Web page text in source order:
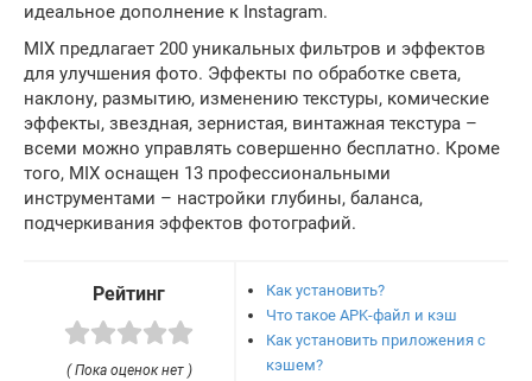
идеальное дополнение к Instagram.
MIX предлагает 200 уникальных фильтров и эффектов
для улучшения фото. Эффекты по обработке света,
наклону, размытию, изменению текстуры, комические
эффекты, звездная, зернистая, винтажная текстура –
всеми можно управлять совершенно бесплатно. Кроме
того, MIX оснащен 13 профессиональными
инструментами – настройки глубины, баланса,
подчеркивания эффектов фотографий.
Рейтинг
( Пока оценок нет )
Как установить?
Что такое APK-файл и кэш
Как установить приложения с
кэшем?